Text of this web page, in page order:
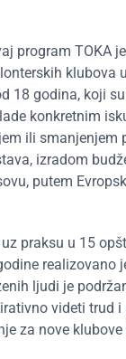
program
klubova
18 godina, koji
konkretnim
ili
izradom
putem
praksu u 15
ljudi je
videti trud
za nove